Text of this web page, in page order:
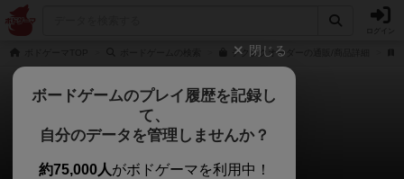
チクタクオーダーの通販/商品詳細
チクタクオーダー
シータ@団長さんのレビュー
閉じる
ボードゲームのプレイ履歴を記録し
て、
自分のデータを管理しませんか？
約75,000人がボドゲーマを利用中！